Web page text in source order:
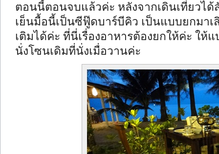
ตอนนี้ตอนจบแล้วค่ะ หลังจากเดินเที่ยวได้
เย็นมื้อนี้เป็นซีฟู๊ดบาร์บีคิว เป็นแบบยกมาเ
เติมได้ค่ะ ที่นี่เรื่องอาหารต้องยกให้ค่ะ ให้
นั่งโซนเดิมที่นั่งเมื่อวานค่ะ